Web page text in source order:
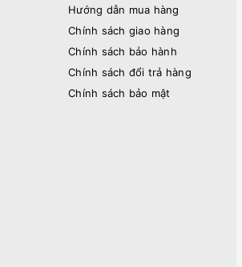
Hướng dẫn mua hàng
Chính sách giao hàng
Chính sách bảo hành
Chính sách đổi trả hàng
Chính sách bảo mật